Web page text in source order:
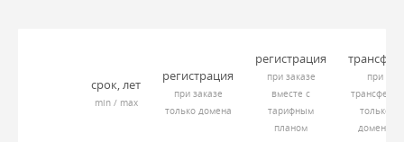
срок, лет
min / max
регистрация
при заказе
только домена
регистрация
при заказе
вместе с
тарифным
планом
трансфер
при
трансфере
только
домена